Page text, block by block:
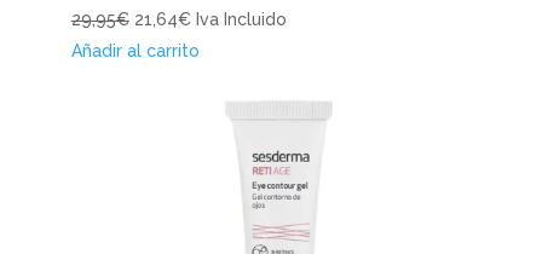
29,95€ 21,64€ Iva Incluido
Añadir al carrito